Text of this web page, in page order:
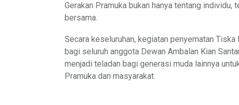
Gerakan Pramuka bukan hanya tentang
bersama.
Secara keseluruhan, kegiatan penyematan
bagi seluruh anggota Dewan Ambalan Kian
menjadi teladan bagi generasi muda lainnya
Pramuka dan masyarakat.